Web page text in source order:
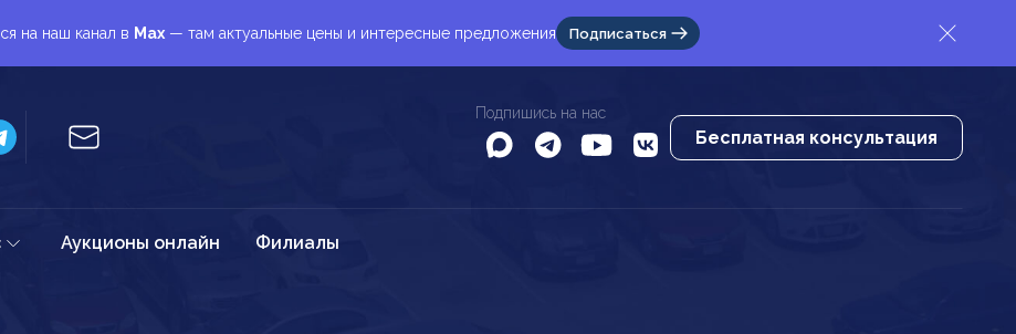
на наш канал в Max — там актуальные цены и интересные предложения Подписаться
Подпишись на нас
Бесплатная консультация
Аукционы онлайн Филиалы